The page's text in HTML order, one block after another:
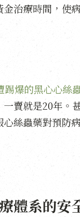
治療時間，使
踢爆的黑心心絲
賣就是20年。
絲蟲藥對預防
體系的安